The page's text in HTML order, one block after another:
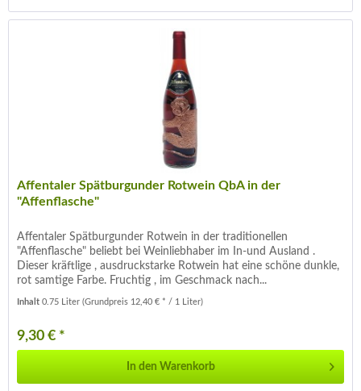
Affentaler Spätburgunder Rotwein QbA in der
"Affenflasche"
Affentaler Spätburgunder Rotwein in der traditionellen
"Affenflasche" beliebt bei Weinliebhaber im In-und Ausland .
Dieser kräftlige , ausdruckstarke Rotwein hat eine schöne dunkle,
rot samtige Farbe. Fruchtig , im Geschmack nach...
Inhalt0.75 Liter(Grundpreis 12,40 € * / 1 Liter)
9,30 € *
In den Warenkorb